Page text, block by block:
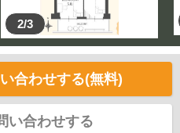
2/3
合わせする(無料)
い合わせする